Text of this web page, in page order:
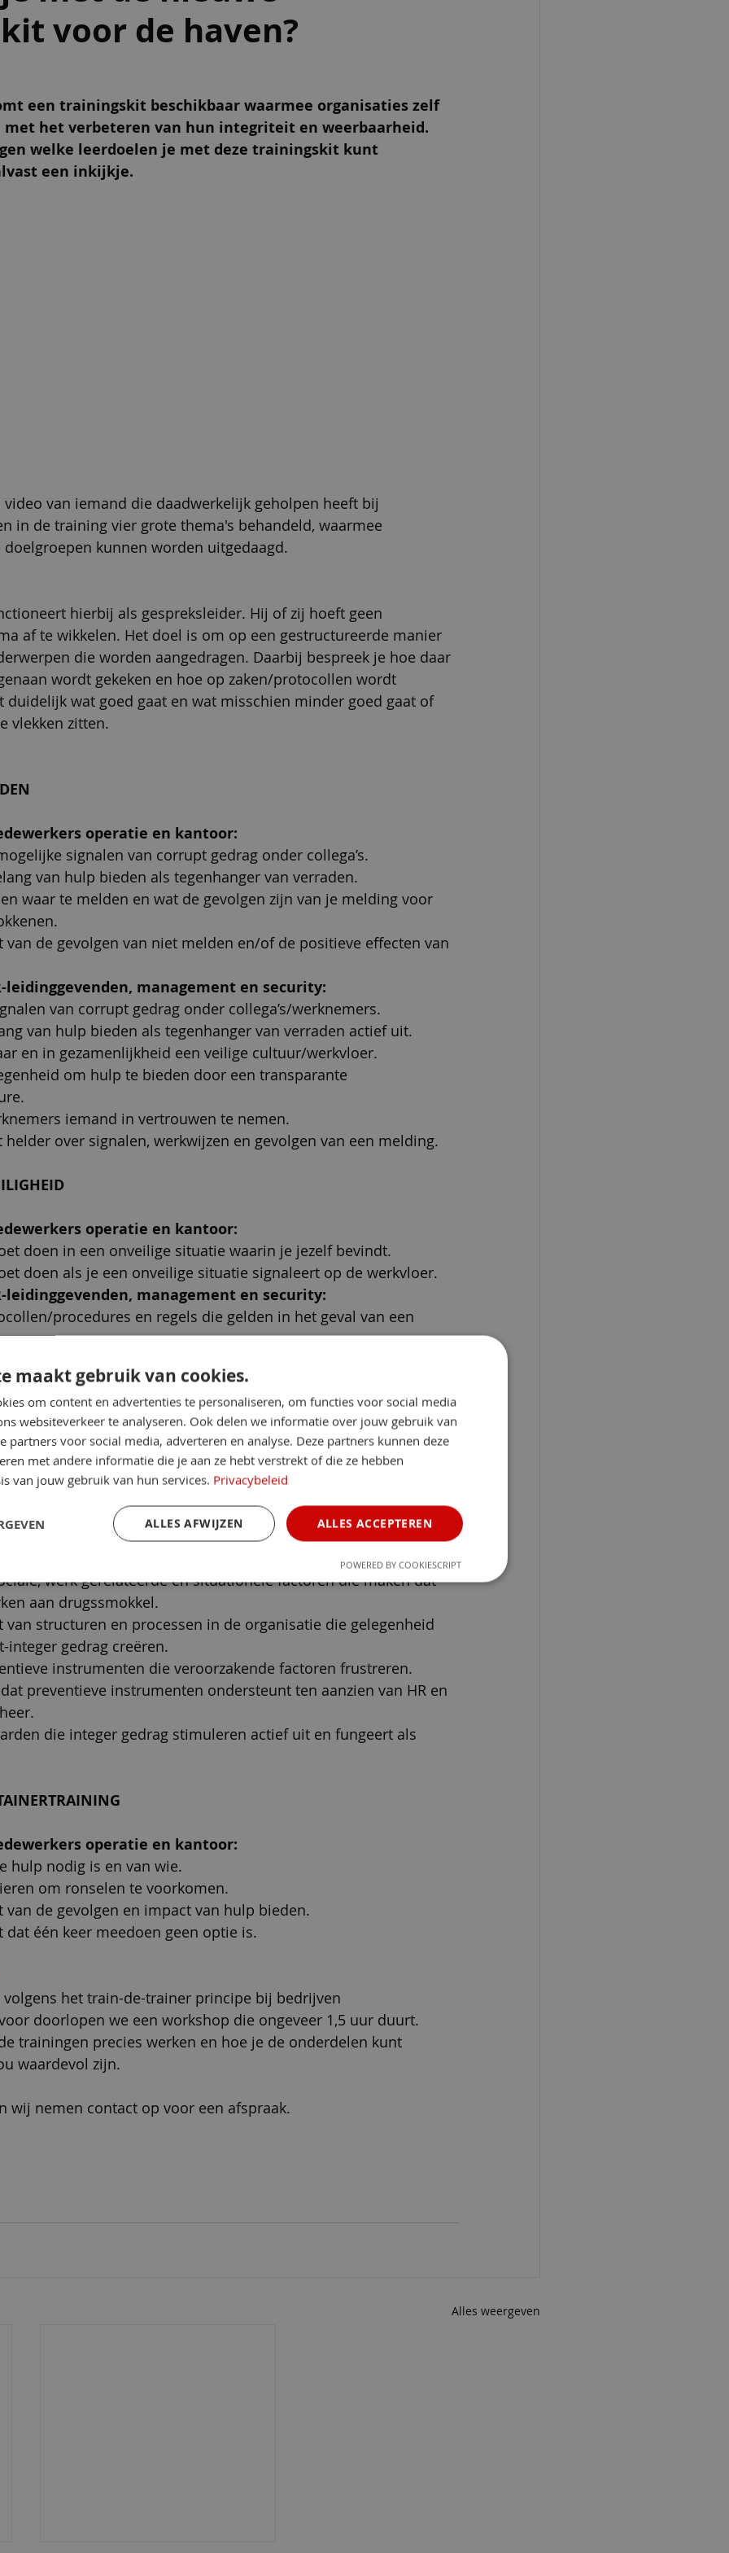
voor de haven?
een trainingskit beschikbaar waarmee organisaties zelf
met het verbeteren van hun integriteit en weerbaarheid.
welke leerdoelen je met deze trainingskit kunt
een inkijkje.
video van iemand die daadwerkelijk geholpen heeft bij
in de training vier grote thema's behandeld, waarmee
kunnen worden uitgedaagd.
hierbij als gespreksleider. Hij of zij hoeft geen
af te wikkelen. Het doel is om op een gestructureerde manier
die worden aangedragen. Daarbij bespreek je hoe daar
wordt gekeken en hoe op zaken/protocollen wordt
duidelijk wat goed gaat en wat misschien minder goed gaat of
vlekken zitten.
operatie en kantoor:
signalen van corrupt gedrag onder collega’s.
van hulp bieden als tegenhanger van verraden.
waar te melden en wat de gevolgen zijn van je melding voor
van de gevolgen van niet melden en/of de positieve effecten van
leidinggevenden, management en security:
van corrupt gedrag onder collega’s/werknemers.
van hulp bieden als tegenhanger van verraden actief uit.
en in gezamenlijkheid een veilige cultuur/werkvloer.
om hulp te bieden door een transparante
iemand in vertrouwen te nemen.
helder over signalen, werkwijzen en gevolgen van een melding.
operatie en kantoor:
doen in een onveilige situatie waarin je jezelf bevindt.
doen als je een onveilige situatie signaleert op de werkvloer.
leidinggevenden, management en security:
procedures en regels die gelden in het geval van een
ORGANISATIE
operatie en kantoor:
werk gerelateerde en situationele factoren die maken dat
aan drugssmokkel.
in de organisatie die gelegenheid creëren.
collega’s aan te spreken op gedrag dat hen aantrekkelijk
en/of wat afwijkt van afspraken over gedrag.
leidinggevenden, management en security:
werk gerelateerde en situationele factoren die maken dat
aan drugssmokkel.
van structuren en processen in de organisatie die gelegenheid
integer gedrag creëren.
instrumenten die veroorzakende factoren frustreren.
preventieve instrumenten ondersteunt ten aanzien van HR en
die integer gedrag stimuleren actief uit en fungeert als
operatie en kantoor:
hulp nodig is en van wie.
om ronselen te voorkomen.
van de gevolgen en impact van hulp bieden.
dat één keer meedoen geen optie is.
volgens het train-de-trainer principe bij bedrijven
doorlopen we een workshop die ongeveer 1,5 uur duurt.
de trainingen precies werken en hoe je de onderdelen kunt
waardevol zijn.
wij nemen contact op voor een afspraak.
Alles weergeven
maakt gebruik van cookies.
om content en advertenties te personaliseren, om functies voor social media
websiteverkeer te analyseren. Ook delen we informatie over jouw gebruik van
partners voor social media, adverteren en analyse. Deze partners kunnen deze
met andere informatie die je aan ze hebt verstrekt of die ze hebben
van jouw gebruik van hun services. Privacybeleid
ALLES ACCEPTEREN
ALLES AFWIJZEN
POWERED BY COOKIESCRIPT